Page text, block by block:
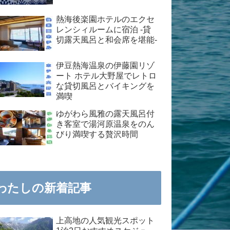
熱海後楽園ホテルのエクセ
レンシィルームに宿泊 -貸
切露天風呂と和会席を堪能-
伊豆熱海温泉の伊藤園リゾ
ート ホテル大野屋でレトロ
な貸切風呂とバイキングを
満喫
ゆがわら風雅の露天風呂付
き客室で湯河原温泉をのん
びり満喫する贅沢時間
たしの新着記事
上高地の人気観光スポット